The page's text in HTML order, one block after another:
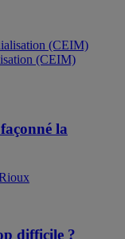
(CEIM)
la
difficile ?